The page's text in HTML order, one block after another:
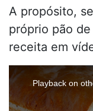
A propósito,
próprio pão
receita em
a
window.
Playback on